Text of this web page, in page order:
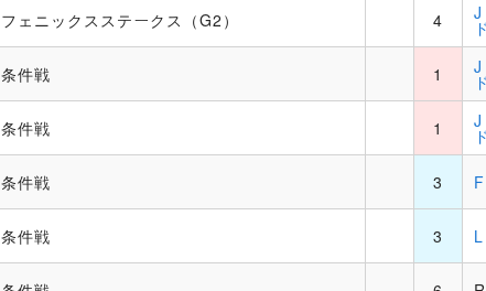
フェニックスステークス（G2） 4 J
条件戦 1 J
条件戦 1 J
条件戦 3
条件戦 3